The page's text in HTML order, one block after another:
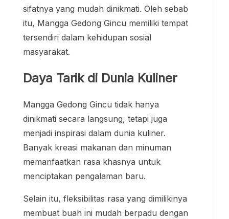
sifatnya yang mudah dinikmati. Oleh sebab
itu, Mangga Gedong Gincu memiliki tempat
tersendiri dalam kehidupan sosial
masyarakat.
Daya Tarik di Dunia Kuliner
Mangga Gedong Gincu tidak hanya
dinikmati secara langsung, tetapi juga
menjadi inspirasi dalam dunia kuliner.
Banyak kreasi makanan dan minuman
memanfaatkan rasa khasnya untuk
menciptakan pengalaman baru.
Selain itu, fleksibilitas rasa yang dimilikinya
membuat buah ini mudah berpadu dengan